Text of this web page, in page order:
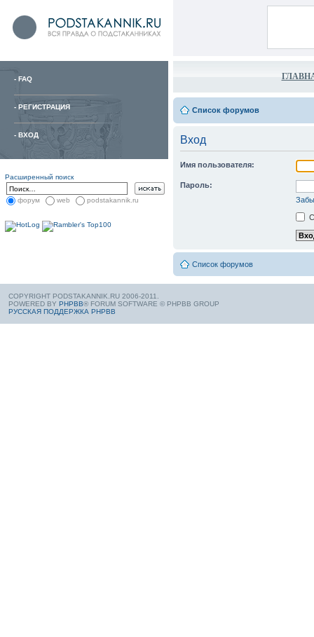
- FAQ
- РЕГИСТРАЦИЯ
- ВХОД
Расширенный поиск
форум web podstakannik.ru
Список форумов
Вход
Имя пользователя:
Пароль:
Список форумов
COPYRIGHT PODSTAKANNIK.RU 2006-2011.
POWERED BY PHPBB® FORUM SOFTWARE © PHPBB GROUP
РУССКАЯ ПОДДЕРЖКА PHPBB